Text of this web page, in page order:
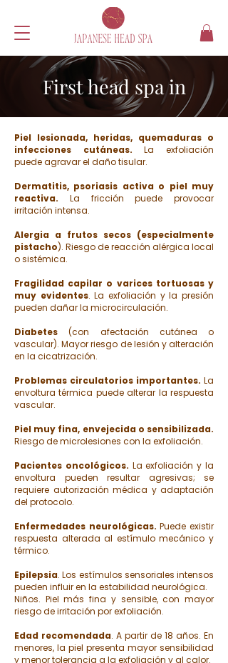
First head spa in
Piel lesionada, heridas, quemaduras o
infecciones cutáneas. La exfoliación
puede agravar el daño tisular.
Dermatitis, psoriasis activa o piel muy
reactiva. La fricción puede provocar
irritación intensa.
Alergia a frutos secos (especialmente
pistacho). Riesgo de reacción alérgica local
o sistémica.
Fragilidad capilar o varices tortuosas y
muy evidentes. La exfoliación y la presión
pueden dañar la microcirculación.
Diabetes (con afectación cutánea o
vascular). Mayor riesgo de lesión y alteración
en la cicatrización.
Problemas circulatorios importantes. La
envoltura térmica puede alterar la respuesta
vascular.
Piel muy fina, envejecida o sensibilizada.
Riesgo de microlesiones con la exfoliación.
Pacientes oncológicos. La exfoliación y la
envoltura pueden resultar agresivas; se
requiere autorización médica y adaptación
del protocolo.
Enfermedades neurológicas. Puede existir
respuesta alterada al estímulo mecánico y
térmico.
Epilepsia. Los estímulos sensoriales intensos
pueden influir en la estabilidad neurológica.
Niños. Piel más fina y sensible, con mayor
riesgo de irritación por exfoliación.
Edad recomendada. A partir de 18 años. En
menores, la piel presenta mayor sensibilidad
y menor tolerancia a la exfoliación y al calor.